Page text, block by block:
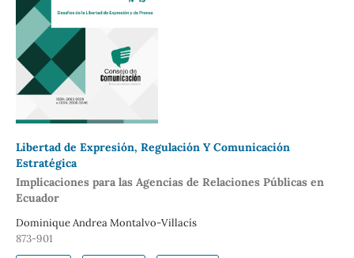
Libertad de Expresión, Regulación Y Comunicación
Estratégica
Implicaciones para las Agencias de Relaciones Públicas en
Ecuador
Dominique Andrea Montalvo-Villacís
873-901